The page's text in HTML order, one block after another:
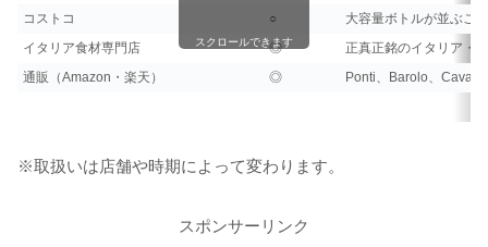
コストコ
○
大容量ボトルが並ぶこ
イタリア食材専門店
◎
正真正銘のイタリア・
通販（Amazon・楽天）
◎ Ponti、Barolo、
スクロールできます
※取扱いは店舗や時期によって変わります。
スポンサーリンク